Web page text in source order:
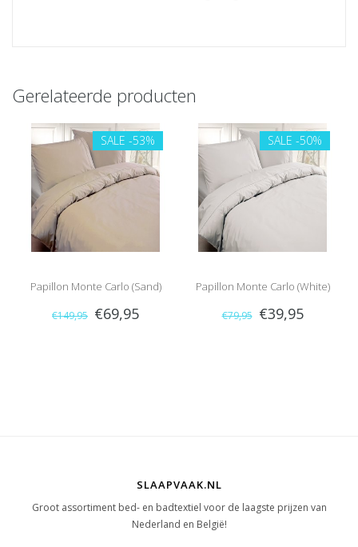
Gerelateerde producten
SALE -53%
Papillon Monte Carlo (Sand)
€149,95 €69,95
SALE -50%
Papillon Monte Carlo (White)
€79,95 €39,95
SLAAPVAAK.NL
Groot assortiment bed- en badtextiel voor de laagste prijzen van
Nederland en België!